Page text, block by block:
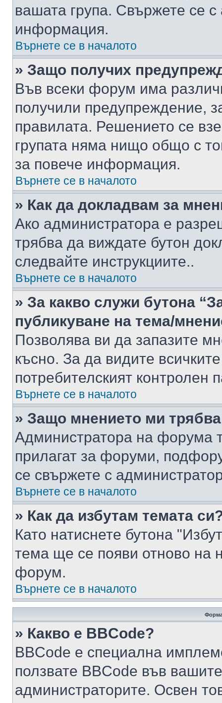
вашата група. Свържете се
информация.
Върнете се в началото
» Защо получих
Във всеки форум има
получили предупреждение,
правилата. Решението се
групата няма нищо общо с
за повече информация.
Върнете се в началото
» Как да докладвам за
Ако администратора е
трябва да виждате бутон
следвайте инструкциите..
Върнете се в началото
» За какво служи бутона
публикуване на тема/
Позволява ви да запазите
късно. За да видите
потребителският контролен
Върнете се в началото
» Защо мнението ми
Администратора на форума
прилагат за форуми,
се свържете с
Върнете се в началото
» Как да избутам темата
Като натиснете бутона
тема ще се появи отново на
форум.
Върнете се в началото
» Какво е BBCode?
BBCode е специална
ползвате BBCode във
администраторите. Освен